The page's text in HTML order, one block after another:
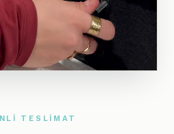
TESLIMAT